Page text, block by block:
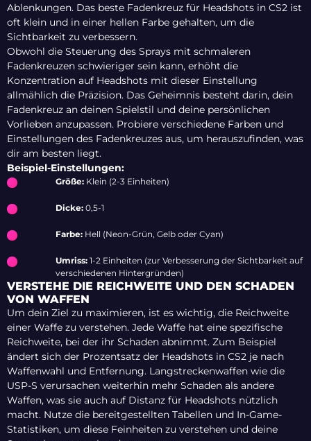
Ablenkungen. Das beste Fadenkreuz für Headshots in CS2 ist
oft klein und in einer hellen Farbe gehalten, um die
Sichtbarkeit zu verbessern.
Obwohl die Steuerung des Sprays mit schmaleren
Fadenkreuzen schwieriger sein kann, erhöht die
Konzentration auf Headshots mit dieser Einstellung
allmählich die Präzision. Das Geheimnis besteht darin, dein
Fadenkreuz an deinen Spielstil und deine persönlichen
Vorlieben anzupassen. Probiere verschiedene Farben und
Einstellungen des Fadenkreuzes aus, um herauszufinden, was
dir am besten liegt.
Beispiel-Einstellungen:
Größe: Klein (2-3 Einheiten)
Dicke: 0,5-1
Farbe: Hell (Neon-Grün, Gelb oder Cyan)
Umriss: 1-2 Einheiten (zur Verbesserung der Sichtbarkeit auf
verschiedenen Hintergründen)
VERSTEHE DIE REICHWEITE UND DEN SCHADEN
VON WAFFEN
Um dein Ziel zu maximieren, ist es wichtig, die Reichweite
einer Waffe zu verstehen. Jede Waffe hat eine spezifische
Reichweite, bei der ihr Schaden abnimmt. Zum Beispiel
ändert sich der Prozentsatz der Headshots in CS2 je nach
Waffenwahl und Entfernung. Langstreckenwaffen wie die
USP-S verursachen weiterhin mehr Schaden als andere
Waffen, was sie auch auf Distanz für Headshots nützlich
macht. Nutze die bereitgestellten Tabellen und In-Game-
Statistiken, um diese Feinheiten zu verstehen und deine